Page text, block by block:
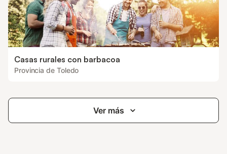
Casas rurales con barbacoa
Provincia de Toledo
Ver más